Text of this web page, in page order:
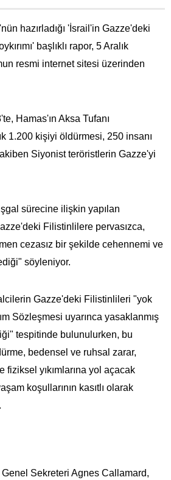
hazırladığı 'İsrail'in Gazze'deki
başlıklı rapor, 5 Aralık
resmi internet sitesi üzerinden
Hamas'ın Aksa Tufanı
1.200 kişiyi öldürmesi, 250 insanı
Siyonist teröristlerin Gazze'yi
sürecine ilişkin yapılan
Filistinlilere pervasızca,
cezasız bir şekilde cehennemi ve
söyleniyor.
Gazze'deki Filistinlileri "yok
Sözleşmesi uyarınca yasaklanmış
tespitinde bulunulurken, bu
bedensel ve ruhsal zarar,
yıkımlarına yol açacak
koşullarının kasıtlı olarak
Genel Sekreteri Agnes Callamard,